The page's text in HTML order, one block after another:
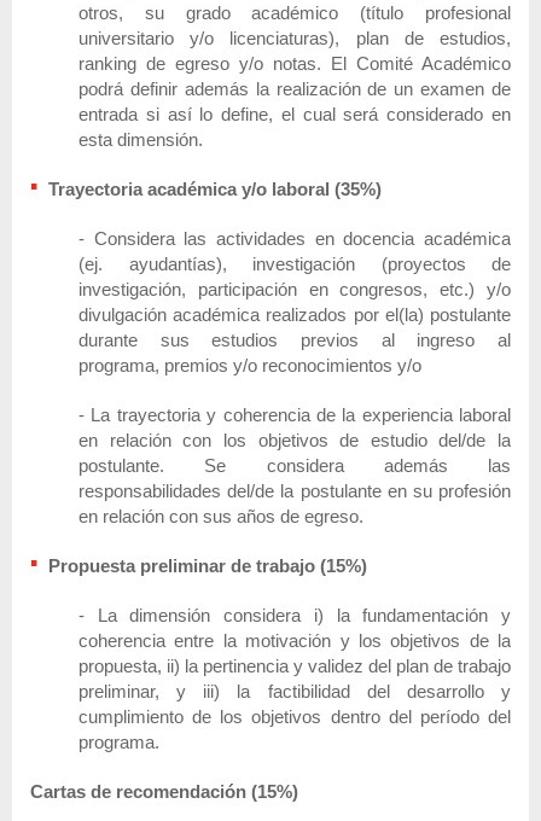
otros, su grado académico (título profesional
universitario y/o licenciaturas), plan de estudios,
ranking de egreso y/o notas. El Comité Académico
podrá definir además la realización de un examen de
entrada si así lo define, el cual será considerado en
esta dimensión.
Trayectoria académica y/o laboral (35%)
- Considera las actividades en docencia académica
(ej. ayudantías), investigación (proyectos de
investigación, participación en congresos, etc.) y/o
divulgación académica realizados por el(la) postulante
durante sus estudios previos al ingreso al
programa, premios y/o reconocimientos y/o
- La trayectoria y coherencia de la experiencia laboral
en relación con los objetivos de estudio del/de la
postulante. Se considera además las
responsabilidades del/de la postulante en su profesión
en relación con sus años de egreso.
Propuesta preliminar de trabajo (15%)
- La dimensión considera i) la fundamentación y
coherencia entre la motivación y los objetivos de la
propuesta, ii) la pertinencia y validez del plan de trabajo
preliminar, y iii) la factibilidad del desarrollo y
cumplimiento de los objetivos dentro del período del
programa.
Cartas de recomendación (15%)